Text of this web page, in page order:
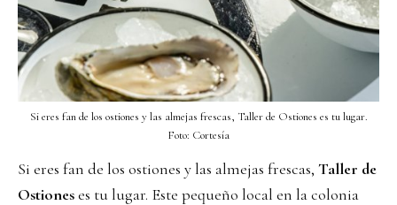
Si eres fan de los ostiones y las almejas frescas, Taller de Ostiones es tu lugar.
Foto: Cortesía
Si eres fan de los ostiones y las almejas frescas, Taller de
Ostioneses tu lugar. Este pequeño local en la colonia